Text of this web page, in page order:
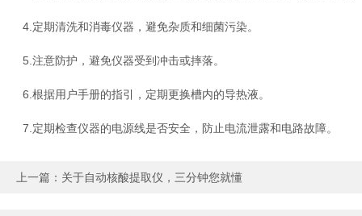
4.定期清洗和消毒仪器，避免杂质和细菌污染。
5.注意防护，避免仪器受到冲击或摔落。
6.根据用户手册的指引，定期更换槽内的导热液。
7.定期检查仪器的电源线是否安全，防止电流泄露和电路故障。
上一篇： 关于自动核酸提取仪，三分钟您就懂